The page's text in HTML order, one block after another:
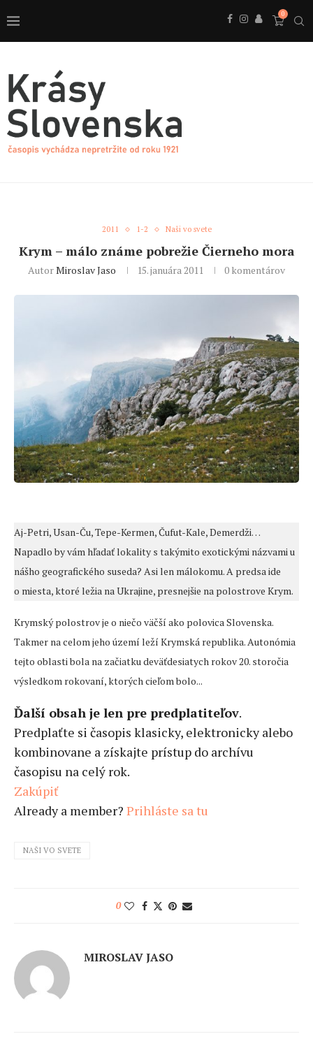
0
2011 1-2 Naši vo svete
Krym – málo známe pobrežie Čierneho mora
AutorMiroslav Jaso 15. januára 2011 0 komentárov
Aj-Petri, Usan-Ču, Tepe-Kermen, Čufut-Kale, Demerdži…
Napadlo by vám hľadať lokality s takýmito exotickými názvami u
nášho geografického suseda? Asi len málokomu. A predsa ide
o miesta, ktoré ležia na Ukrajine, presnejšie na polostrove Krym.
Krymský polostrov je o niečo väčší ako polovica Slovenska.
Takmer na celom jeho území leží Krymská republika. Autonómia
tejto oblasti bola na začiatku deväťdesiatych rokov 20. storočia
výsledkom rokovaní, ktorých cieľom bolo...
Ďalší obsah je len pre predplatiteľov.
Predplaťte si časopis klasicky, elektronicky alebo
kombinovane a získajte prístup do archívu
časopisu na celý rok.
Zakúpiť
Already a member? Prihláste sa tu
NAŠI VO SVETE
0
MIROSLAV JASO